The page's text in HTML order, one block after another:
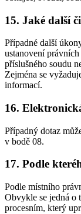
15. Jaké další
Případné další
ustanovení
příslušného soudu
Zejména se
informací.
16.
Případný dotaz
v bodě 08.
17. Podle
Podle místního
Obvykle se jedná o
procesním, který